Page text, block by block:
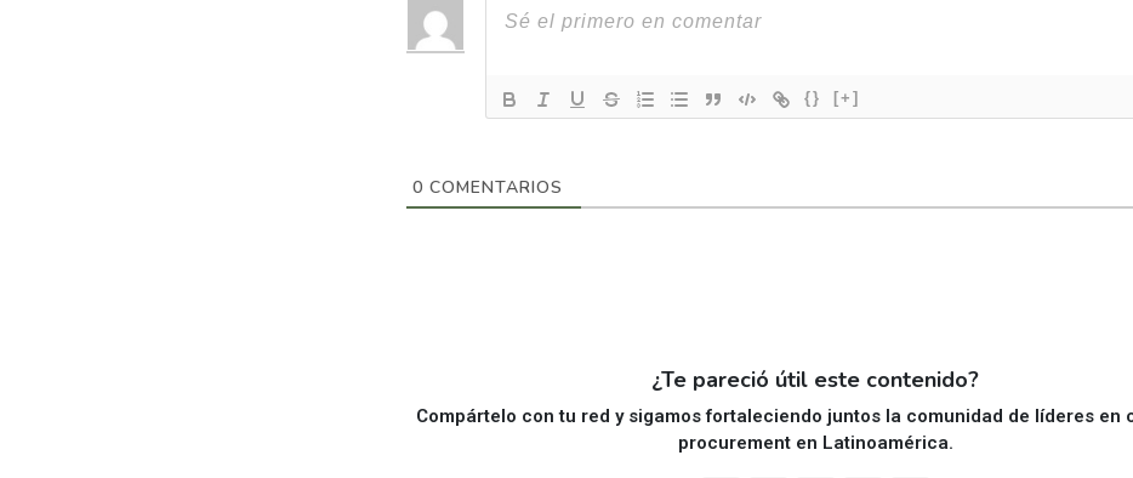
{} [+]
0 COMENTARIOS
¿Te pareció útil este contenido?
Compártelo con tu red y sigamos fortaleciendo juntos la comunidad de líderes en
procurement en Latinoamérica.